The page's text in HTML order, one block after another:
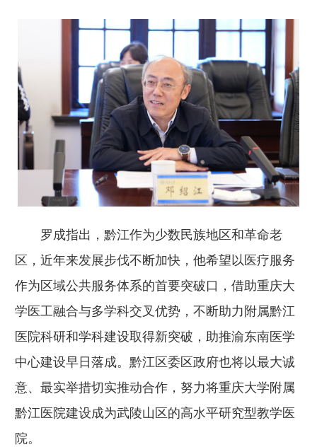
罗成指出，黔江作为少数民族地区和革命老
区，近年来发展步伐不断加快，他希望以医疗服务
作为区域公共服务体系的首要突破口，借助重庆大
学医工融合与多学科交叉优势，不断助力附属黔江
医院科研和学科建设取得新突破，助推渝东南医学
中心建设早日落成。黔江区委区政府也将以最大诚
意、最实举措切实推动合作，努力将重庆大学附属
黔江医院建设成为武陵山区的高水平研究型教学医
院。